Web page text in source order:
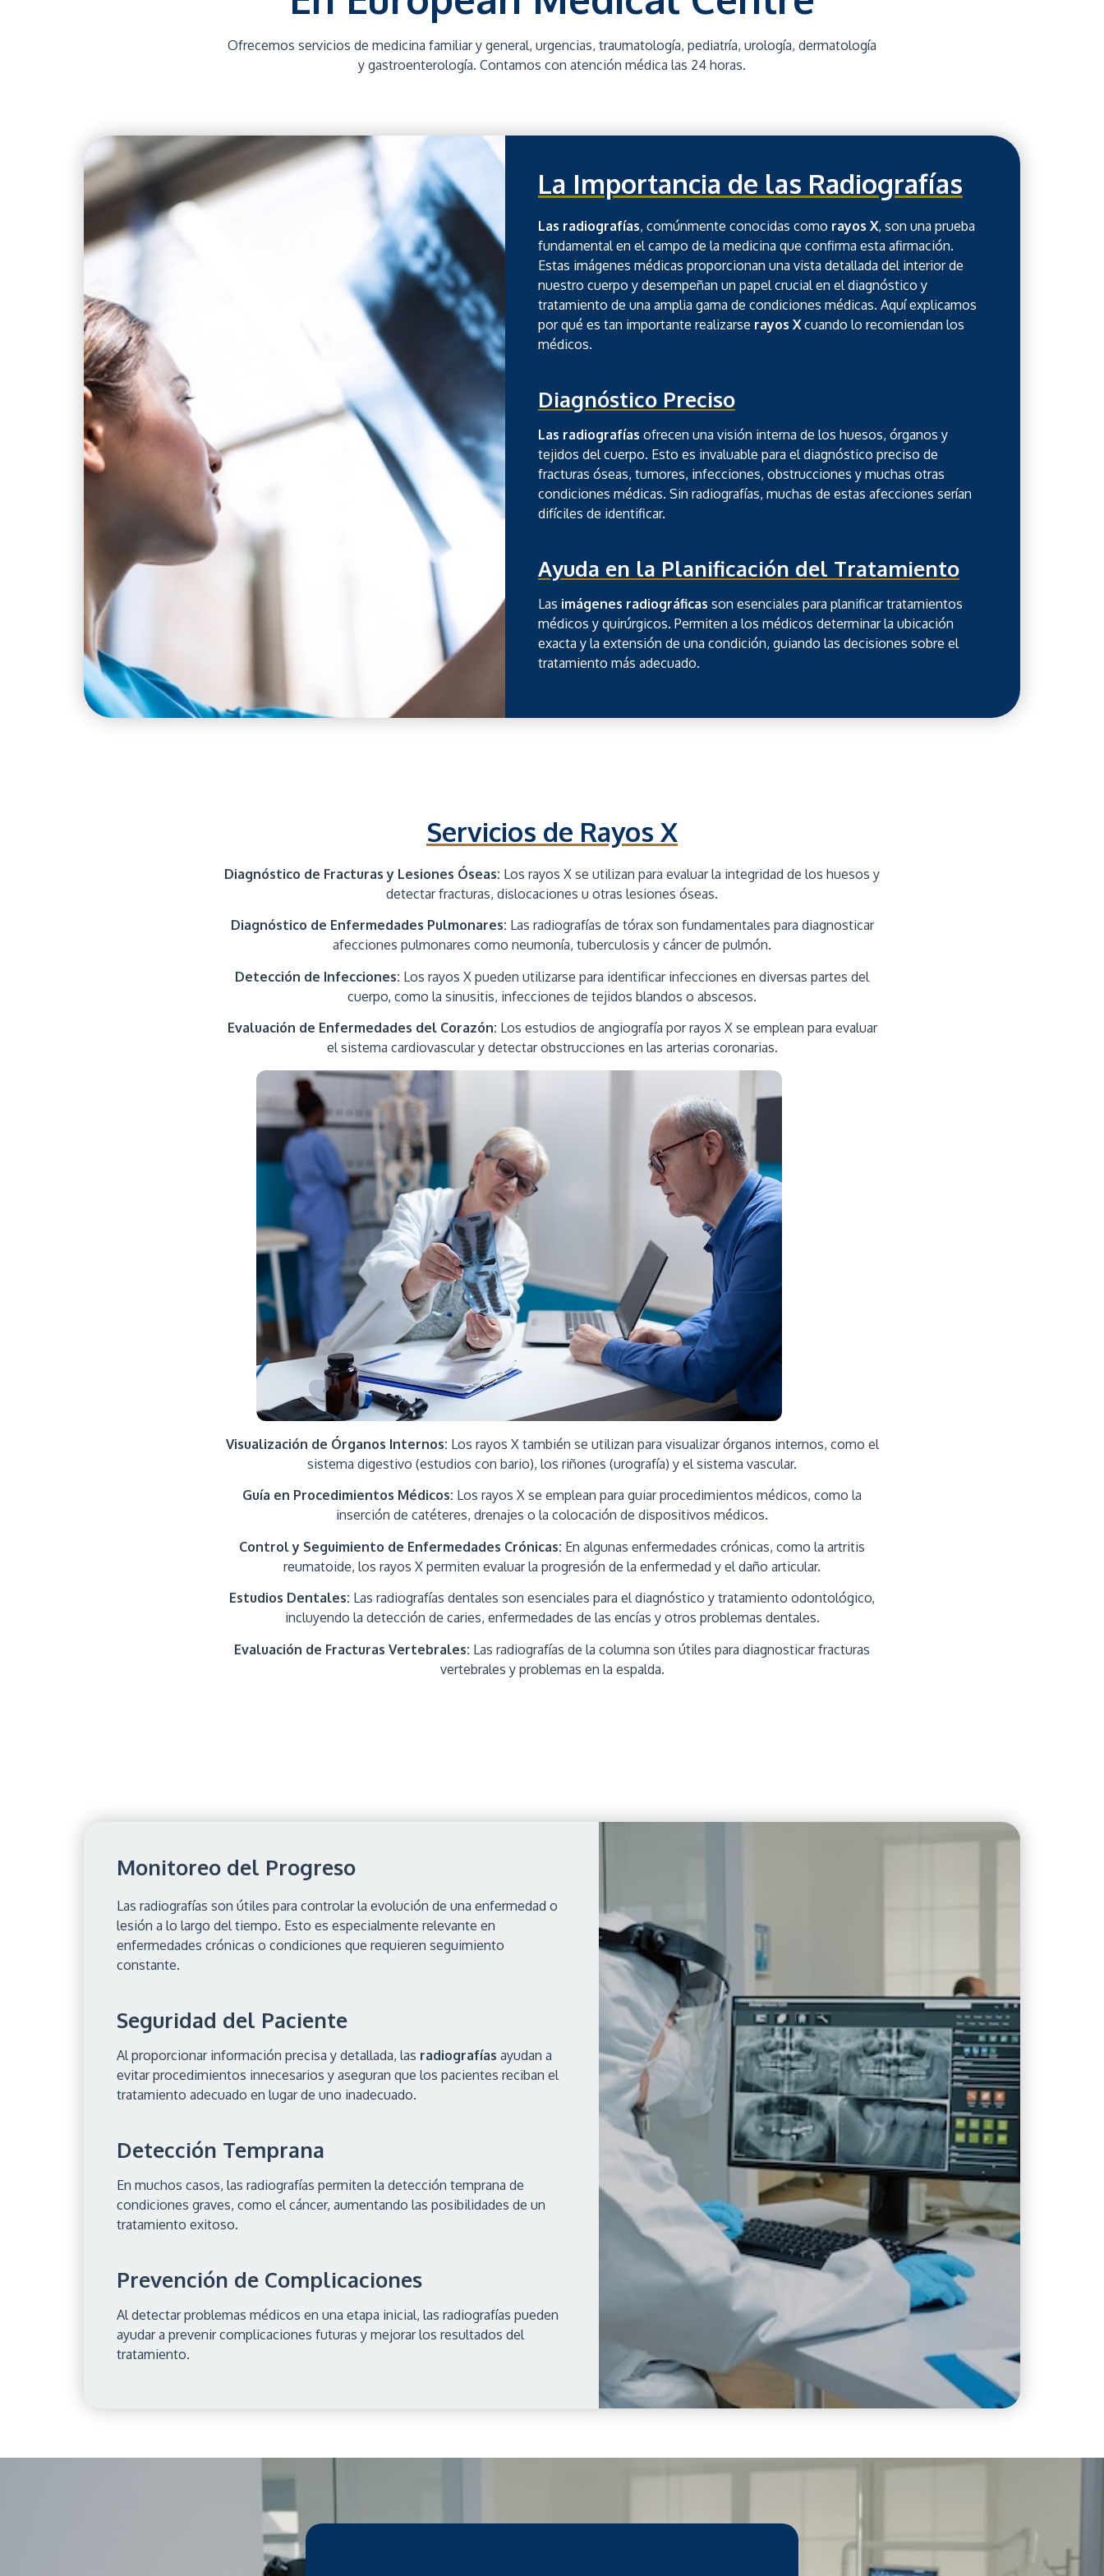
Ofrecemos servicios de medicina familiar y general, urgencias, traumatología, pediatría, urología, dermatología
y gastroenterología. Contamos con atención médica las 24 horas.
La Importancia de las Radiografías
Las radiografías, comúnmente conocidas como rayos X, son una prueba
fundamental en el campo de la medicina que confirma esta afirmación.
Estas imágenes médicas proporcionan una vista detallada del interior de
nuestro cuerpo y desempeñan un papel crucial en el diagnóstico y
tratamiento de una amplia gama de condiciones médicas. Aquí explicamos
por qué es tan importante realizarse rayos Xcuando lo recomiendan los
médicos.
Diagnóstico Preciso
Las radiografías ofrecen una visión interna de los huesos, órganos y
tejidos del cuerpo. Esto es invaluable para el diagnóstico preciso de
fracturas óseas, tumores, infecciones, obstrucciones y muchas otras
condiciones médicas. Sin radiografías, muchas de estas afecciones serían
difíciles de identificar.
Ayuda en la Planificación del Tratamiento
Las imágenes radiográficas son esenciales para planificar tratamientos
médicos y quirúrgicos. Permiten a los médicos determinar la ubicación
exacta y la extensión de una condición, guiando las decisiones sobre el
tratamiento más adecuado.
Servicios de Rayos X
Diagnóstico de Fracturas y Lesiones Óseas: Los rayos X se utilizan para evaluar la integridad de los huesos y
detectar fracturas, dislocaciones u otras lesiones óseas.
Diagnóstico de Enfermedades Pulmonares: Las radiografías de tórax son fundamentales para diagnosticar
afecciones pulmonares como neumonía, tuberculosis y cáncer de pulmón.
Detección de Infecciones: Los rayos X pueden utilizarse para identificar infecciones en diversas partes del
cuerpo, como la sinusitis, infecciones de tejidos blandos o abscesos.
Evaluación de Enfermedades del Corazón: Los estudios de angiografía por rayos X se emplean para evaluar
el sistema cardiovascular y detectar obstrucciones en las arterias coronarias.
Visualización de Órganos Internos: Los rayos X también se utilizan para visualizar órganos internos, como el
sistema digestivo (estudios con bario), los riñones (urografía) y el sistema vascular.
Guía en Procedimientos Médicos: Los rayos X se emplean para guiar procedimientos médicos, como la
inserción de catéteres, drenajes o la colocación de dispositivos médicos.
Control y Seguimiento de Enfermedades Crónicas: En algunas enfermedades crónicas, como la artritis
reumatoide, los rayos X permiten evaluar la progresión de la enfermedad y el daño articular.
Estudios Dentales: Las radiografías dentales son esenciales para el diagnóstico y tratamiento odontológico,
incluyendo la detección de caries, enfermedades de las encías y otros problemas dentales.
Evaluación de Fracturas Vertebrales: Las radiografías de la columna son útiles para diagnosticar fracturas
vertebrales y problemas en la espalda.
Monitoreo del Progreso
Las radiografías son útiles para controlar la evolución de una enfermedad o
lesión a lo largo del tiempo. Esto es especialmente relevante en
enfermedades crónicas o condiciones que requieren seguimiento
constante.
Seguridad del Paciente
Al proporcionar información precisa y detallada, las radiografías ayudan a
evitar procedimientos innecesarios y aseguran que los pacientes reciban el
tratamiento adecuado en lugar de uno inadecuado.
Detección Temprana
En muchos casos, las radiografías permiten la detección temprana de
condiciones graves, como el cáncer, aumentando las posibilidades de un
tratamiento exitoso.
Prevención de Complicaciones
Al detectar problemas médicos en una etapa inicial, las radiografías pueden
ayudar a prevenir complicaciones futuras y mejorar los resultados del
tratamiento.